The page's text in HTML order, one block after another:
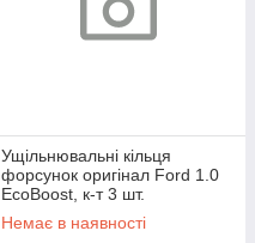
Ущільнювальні кільця
форсунок оригінал Ford 1.0
EcoBoost, к-т 3 шт.
Немає в наявності